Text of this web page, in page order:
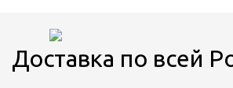
Доставка по всей